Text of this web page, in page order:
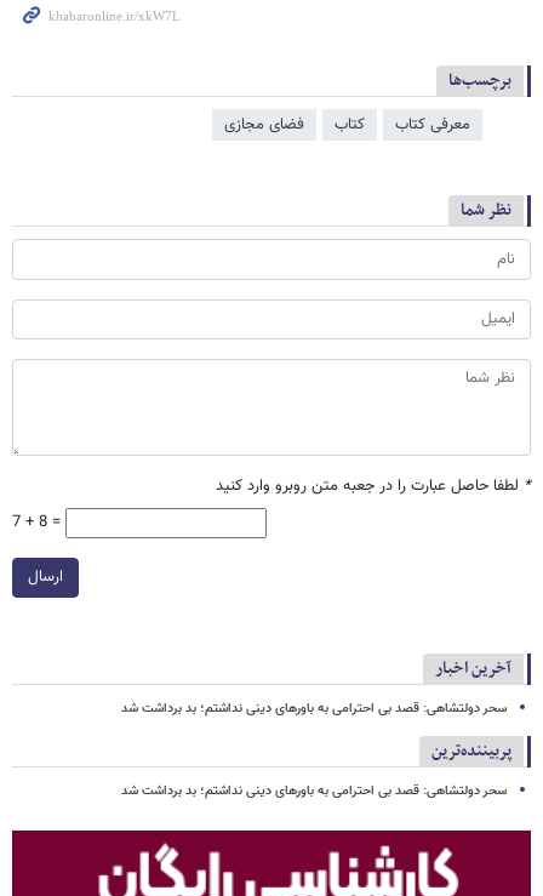
برچسب‌ها
معرفی کتاب کتاب فضای مجازی
نظر شما
* لطفا حاصل عبارت را در جعبه متن روبرو وارد کنید
7 + 8 =
ارسال
آخرین اخبار
سحر دولتشاهی: قصد بی احترامی به باورهای دینی نداشتم؛ بد برداشت شد
پربیننده‌ترین
سحر دولتشاهی: قصد بی احترامی به باورهای دینی نداشتم؛ بد برداشت شد